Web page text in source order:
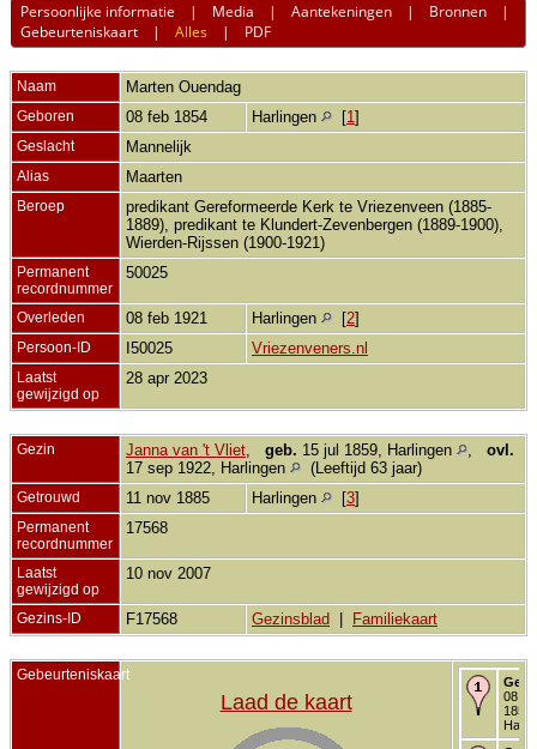
Persoonlijke informatie | Media |Aantekeningen | Bronnen |
Gebeurteniskaart |Alles | PDF
Naam Marten Ouendag
Geboren 08 feb 1854 Harlingen [1 ]
Geslacht Mannelijk
Alias Maarten
Beroep
predikant Gereformeerde Kerk te Vriezenveen (1885-
1889), predikant te Klundert-Zevenbergen (1889-1900),
Wierden-Rijssen (1900-1921)
Permanent
recordnummer
50025
Overleden 08 feb 1921 Harlingen [2]
Persoon-ID I50025 Vriezenveners.nl
Laatst
gewijzigd op
28 apr 2023
Gezin Janna van 't Vliet geb. 15 jul 1859, Harlingen
ovl.
17 sep 1922, Harlingen
(Leeftijd 63 jaar)
Getrouwd 11 nov 1885 Harlingen [3]
Permanent
recordnummer
17568
Laatst
gewijzigd op
10 nov 2007
Gezins-ID F17568 Gezinsblad Familiekaart
Gebeurteniskaart
Laad de kaart
08
1854